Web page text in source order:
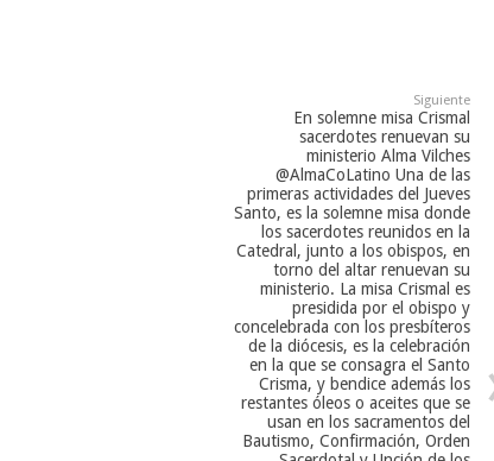
Siguiente
En solemne misa Crismal
sacerdotes renuevan su
ministerio Alma Vilches
@AlmaCoLatino Una de las
primeras actividades del Jueves
Santo, es la solemne misa donde
los sacerdotes reunidos en la
Catedral, junto a los obispos, en
torno del altar renuevan su
ministerio. La misa Crismal es
presidida por el obispo y
concelebrada con los presbíteros
de la diócesis, es la celebración
en la que se consagra el Santo
Crisma, y bendice además los
restantes óleos o aceites que se
usan en los sacramentos del
Bautismo, Confirmación, Orden